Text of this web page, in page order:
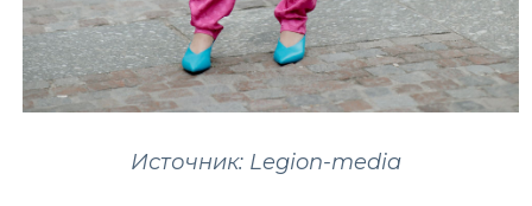
Источник: Legion-media